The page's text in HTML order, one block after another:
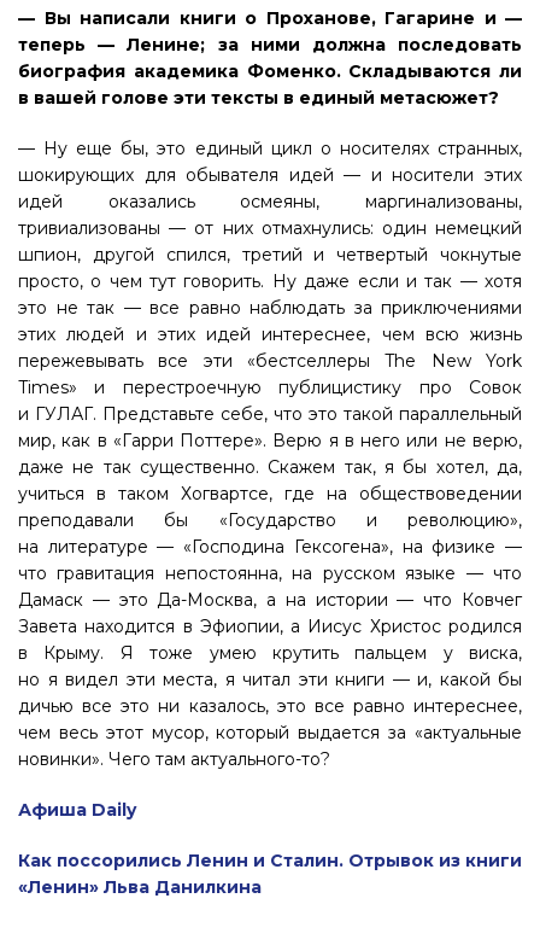
— Вы написали книги о Проханове, Гагарине и —
теперь — Ленине; за ними должна последовать
биография академика Фоменко. Складываются ли
в вашей голове эти тексты в единый метасюжет?
— Ну еще бы, это единый цикл о носителях странных,
шокирующих для обывателя идей — и носители этих
идей оказались осмеяны, маргинализованы,
тривиализованы — от них отмахнулись: один немецкий
шпион, другой спился, третий и четвертый чокнутые
просто, о чем тут говорить. Ну даже если и так — хотя
это не так — все равно наблюдать за приключениями
этих людей и этих идей интереснее, чем всю жизнь
пережевывать все эти «бестселлеры The New York
Times» и перестроечную публицистику про Совок
и ГУЛАГ. Представьте себе, что это такой параллельный
мир, как в «Гарри Поттере». Верю я в него или не верю,
даже не так существенно. Скажем так, я бы хотел, да,
учиться в таком Хогвартсе, где на обществоведении
преподавали бы «Государство и революцию»,
на литературе — «Господина Гексогена», на физике —
что гравитация непостоянна, на русском языке — что
Дамаск — это Да-Москва, а на истории — что Ковчег
Завета находится в Эфиопии, а Иисус Христос родился
в Крыму. Я тоже умею крутить пальцем у виска,
но я видел эти места, я читал эти книги — и, какой бы
дичью все это ни казалось, это все равно интереснее,
чем весь этот мусор, который выдается за «актуальные
новинки». Чего там актуального-то?
Афиша Daily
Как поссорились Ленин и Сталин. Отрывок из книги
«Ленин» Льва Данилкина